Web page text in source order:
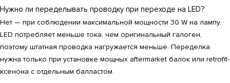
Нужно ли переделывать проводку при переходе на LED?
Нет — при соблюдении максимальной мощности 30 W на лампу.
LED потребляет меньше тока, чем оригинальный галоген,
поэтому штатная проводка нагружается меньше. Переделка
нужна только при установке мощных aftermarket балок или retrofit-
ксенона с отдельным балластом.